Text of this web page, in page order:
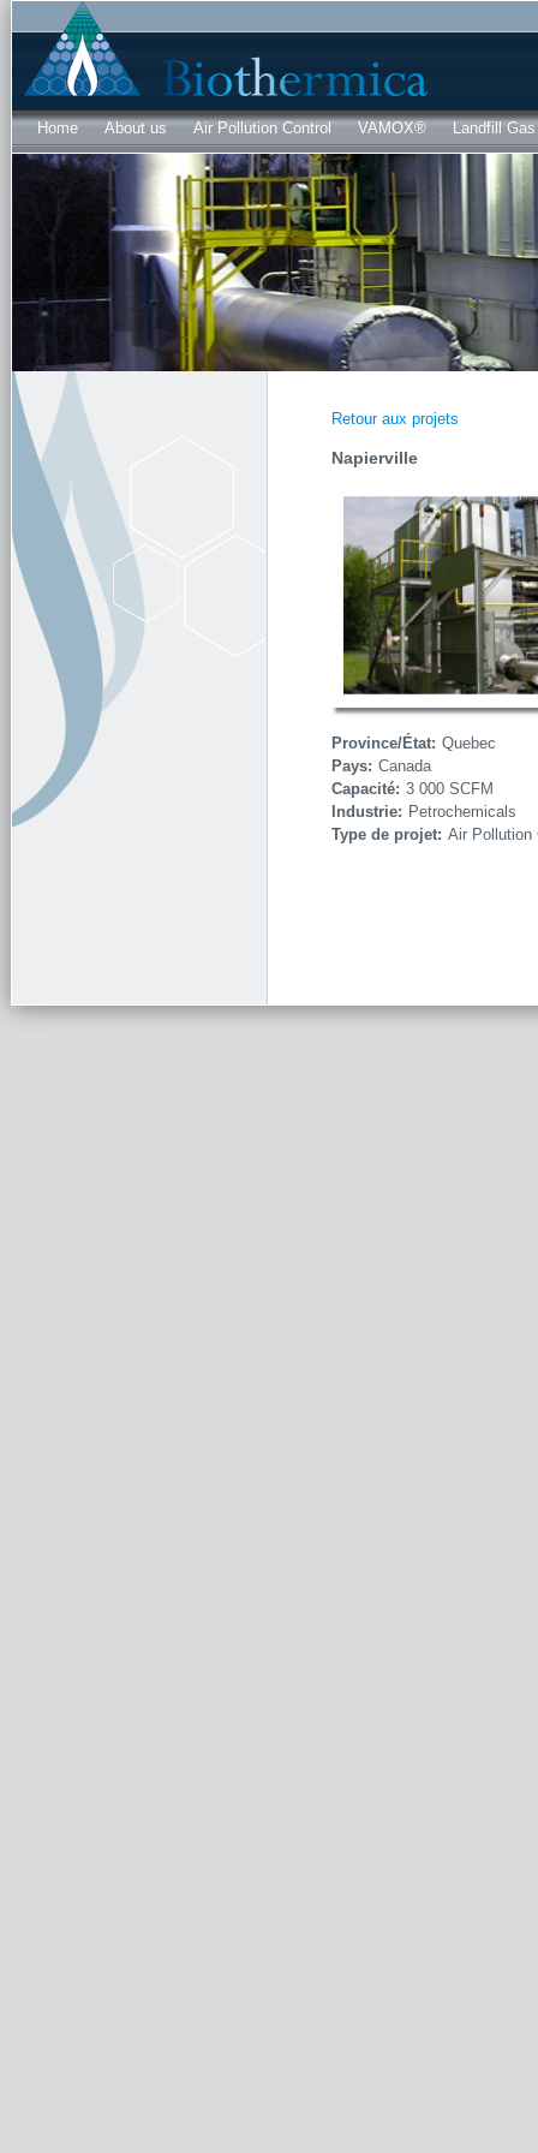
Home About us Air Pollution Control VAMOX® Landfill
Retour aux projets
Napierville
Province/État: Quebec
Pays: Canada
Capacité: 3 000 SCFM
Industrie: Petrochemicals
Type de projet: Air Pollution